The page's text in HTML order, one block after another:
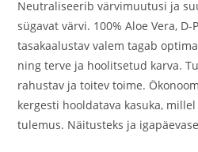
Neutraliseerib värvimuutusi ja
sügavat värvi. 100% Aloe Vera,
tasakaalustav valem tagab
ning terve ja hoolitsetud karva.
rahustav ja toitev toime.
kergesti hooldatava kasuka,
tulemus. Näitusteks ja